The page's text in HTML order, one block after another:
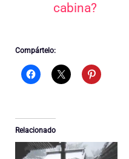
cabina?
Compártelo:
Relacionado